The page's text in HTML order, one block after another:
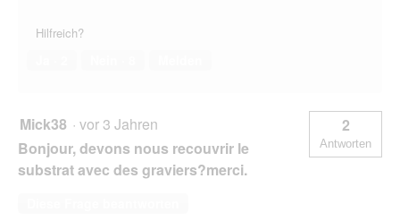
Hilfreich?
Mick38 · vor 3 Jahren
Bonjour, devons nous recouvrir le
substrat avec des graviers?merci.
2
Antworten